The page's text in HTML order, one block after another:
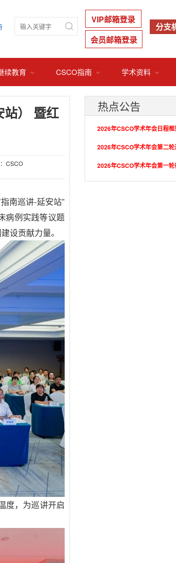
分支
VIP邮箱登录
会员邮箱登录

续教育  CSCO指南  学术资料 
站） 暨红
CSCO
南巡讲-延安站”
病例实践等议题
设贡献力量。
度，为巡讲开启
热点公告
2026年CSCO学术年会日程框
2026年CSCO学术年会第二轮